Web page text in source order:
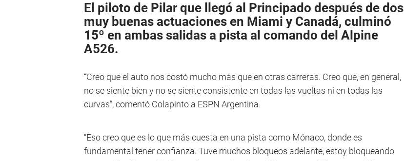
El piloto de Pilarque llegó al Principado después de dos
muy buenas actuaciones en Miami y Canadá, culminó
15º en ambas salidas a pista al comando del Alpine
A526.
“Creo que el auto nos costó mucho más que en otras carreras. Creo que, en general,
no se siente bien y no se siente consistente en todas las vueltas ni en todas las
curvas”, comentó Colapinto a ESPN Argentina.
“Eso creo que es lo que más cuesta en una pista como Mónaco, donde es
fundamental tener confianza. Tuve muchos bloqueos adelante, estoy bloqueando